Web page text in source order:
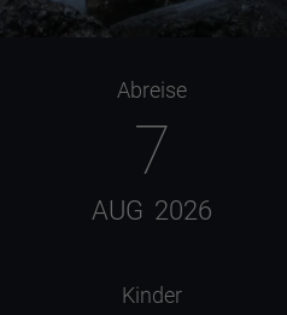
Abreise
7
AUG 2026
Kinder